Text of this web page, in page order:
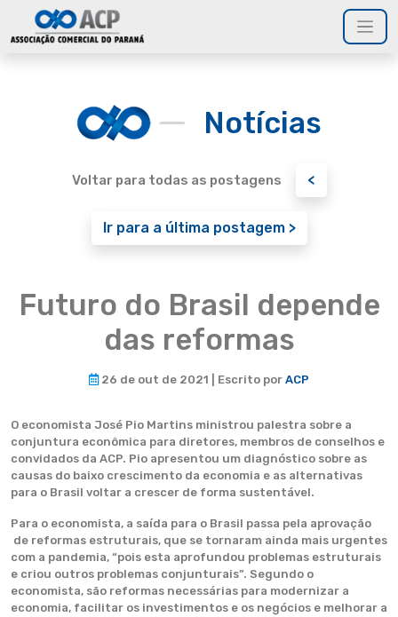
Notícias
Voltar para todas as postagens <
Ir para a última postagem >
Futuro do Brasil depende
das reformas
26 de out de 2021 | Escrito por ACP
O economista José Pio Martins ministrou palestra sobre a
conjuntura econômica para diretores, membros de conselhos e
convidados da ACP. Pio apresentou um diagnóstico sobre as
causas do baixo crescimento da economia e as alternativas
para o Brasil voltar a crescer de forma sustentável.
Para o economista, a saída para o Brasil passa pela aprovação
de reformas estruturais, que se tornaram ainda mais urgentes
com a pandemia, “pois esta aprofundou problemas estruturais
e criou outros problemas conjunturais”. Segundo o
economista, são reformas necessárias para modernizar a
economia, facilitar os investimentos e os negócios e melhorar a